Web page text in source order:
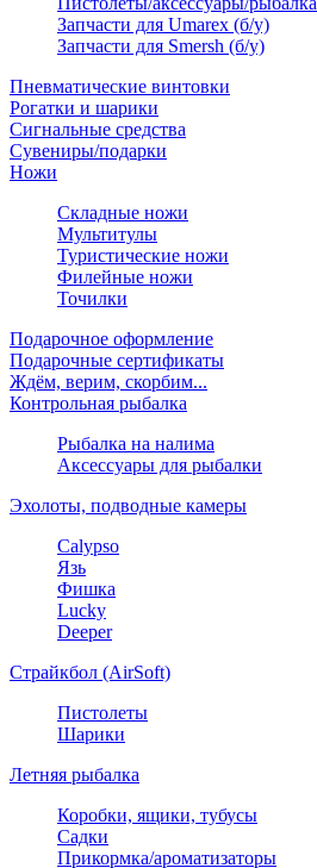
Запчасти для Umarex (б/у)
Запчасти для Smersh (б/у)
Пневматические винтовки
Рогатки и шарики
Сигнальные средства
Сувениры/подарки
Ножи
Складные ножи
Мультитулы
Туристические ножи
Филейные ножи
Точилки
Подарочное оформление
Подарочные сертификаты
Ждём, верим, скорбим...
Контрольная рыбалка
Рыбалка на налима
Аксессуары для рыбалки
Эхолоты, подводные камеры
Calypso
Язь
Фишка
Lucky
Deeper
Страйкбол (AirSoft)
Пистолеты
Шарики
Летняя рыбалка
Коробки, ящики, тубусы
Садки
Прикормка/ароматизаторы